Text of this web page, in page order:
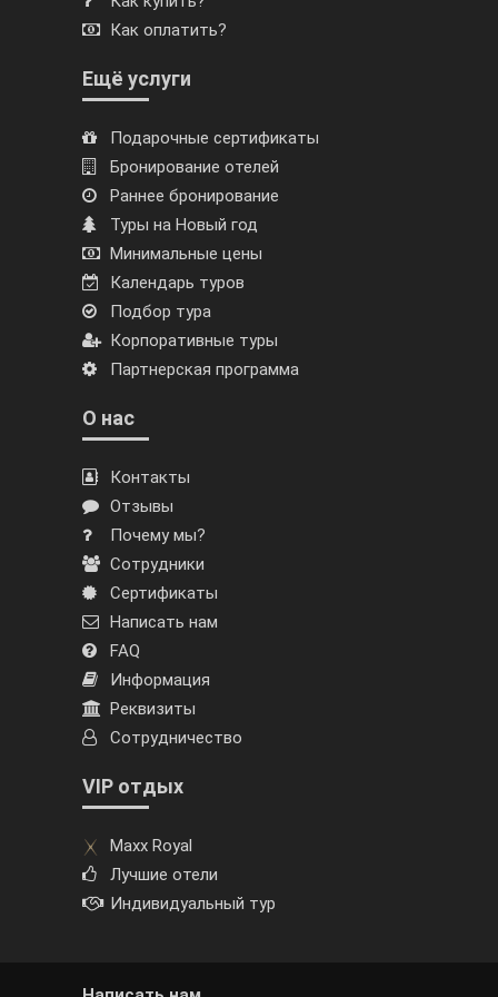
Как оплатить?
Ещё услуги
Подарочные сертификаты
Бронирование отелей
Раннее бронирование
Туры на Новый год
Минимальные цены
Календарь туров
Подбор тура
Корпоративные туры
Партнерская программа
О нас
Контакты
Отзывы
Почему мы?
Сотрудники
Сертификаты
Написать нам
FAQ
Информация
Реквизиты
Сотрудничество
VIP отдых
Maxx Royal
Лучшие отели
Индивидуальный тур